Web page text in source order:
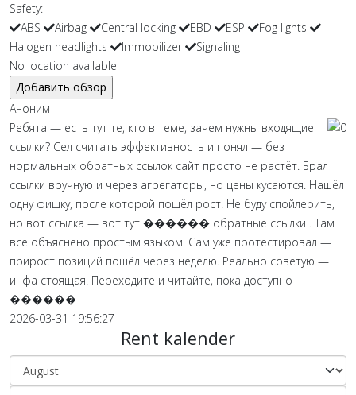
Safety:
ABS
Airbag Central locking EBD ESP
Fog lights
Halogen headlights
Immobilizer
Signaling
No location available
Аноним
Ребята — есть тут те, кто в теме, зачем нужны входящие
ссылки? Сел считать эффективность и понял — без
нормальных обратных ссылок сайт просто не растёт. Брал
ссылки вручную и через агрегаторы, но цены кусаются. Нашёл
одну фишку, после которой пошёл рост. Не буду спойлерить,
но вот ссылка — вот тут ������ обратные ссылки . Там
всё объяснено простым языком. Сам уже протестировал —
прирост позиций пошёл через неделю. Реально советую —
инфа стоящая. Переходите и читайте, пока доступно
������
2026-03-31 19:56:27
Rent kalender